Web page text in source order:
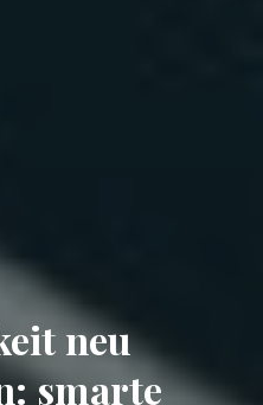
neu
smarte